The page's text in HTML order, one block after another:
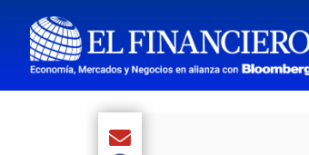
Compartir el artículo actual